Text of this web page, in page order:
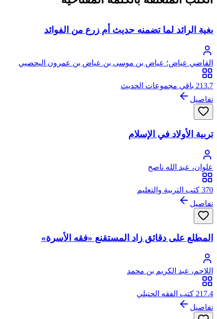
بغية الرائد لما تضمنه حديث أم زرع من الفوائد
القاضي عياض؛ عياض بن موسى بن عياض بن عمرون اليحصبي
السبتي، أبو الفضل
213.7 باقي مجموعات الحديث
تفاصيل
تربية الأولاد في الإسلام
علوان، عبد الله ناصح
370 كتب التربية والتعليم
تفاصيل
المطلع على دقائق زاد المستقنع «فقه الأسرة»
اللاحم، عبد الكريم بن محمد
217.4 كتب الفقه الحنبلي
تفاصيل